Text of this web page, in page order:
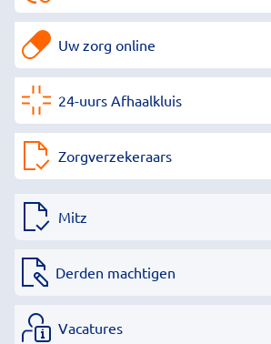
Uw zorg online
24-uurs Afhaalkluis
Zorgverzekeraars
Mitz
Derden machtigen
Vacatures